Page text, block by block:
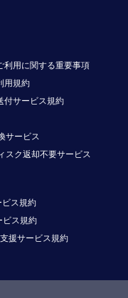
利用に関する重要事項
用規約
付サービス規約
サービス
スク返却不要サービス
ビス規約
ビス規約
援サービス規約